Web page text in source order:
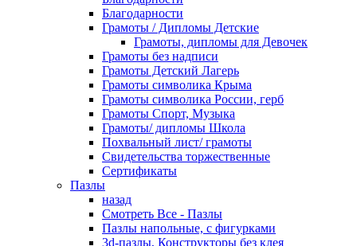
Благодарности
Грамоты / Дипломы Детские
Грамоты, дипломы для Девочек
Грамоты без надписи
Грамоты Детский Лагерь
Грамоты символика Крыма
Грамоты символика России, герб
Грамоты Спорт, Музыка
Грамоты/ дипломы Школа
Похвальный лист/ грамоты
Свидетельства торжественные
Сертификаты
Пазлы
назад
Смотреть Все - Пазлы
Пазлы напольные, с фигурками
3d-пазлы, Конструкторы без клея